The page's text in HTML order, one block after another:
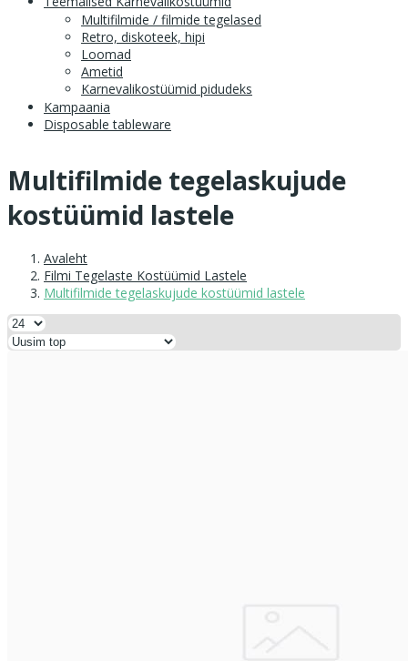
Multifilmide / filmide tegelased
Retro, diskoteek, hipi
Loomad
Ametid
Karnevalikostüümid pidudeks
Kampaania
Disposable tableware
Multifilmide tegelaskujude
kostüümid lastele
Avaleht
Filmi Tegelaste Kostüümid Lastele
Multifilmide tegelaskujude kostüümid lastele